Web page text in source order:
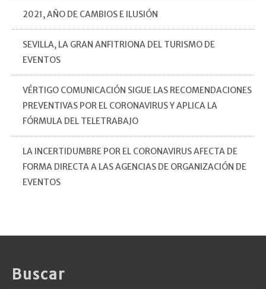
2021, AÑO DE CAMBIOS E ILUSIÓN
SEVILLA, LA GRAN ANFITRIONA DEL TURISMO DE
EVENTOS
VÉRTIGO COMUNICACIÓN SIGUE LAS RECOMENDACIONES
PREVENTIVAS POR EL CORONAVIRUS Y APLICA LA
FÓRMULA DEL TELETRABAJO
LA INCERTIDUMBRE POR EL CORONAVIRUS AFECTA DE
FORMA DIRECTA A LAS AGENCIAS DE ORGANIZACIÓN DE
EVENTOS
Buscar